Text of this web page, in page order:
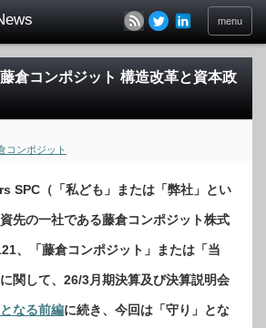
menu
倉コンポジット 構造改革と資本政
コンポジット
SPC（「私ども」または「弊社」とい
先の一社である藤倉コンポジット株式
、「藤倉コンポジット」または「当
関して、26/3月期決算及び決算説明会
となる前編に続き、今回は「守り」とな